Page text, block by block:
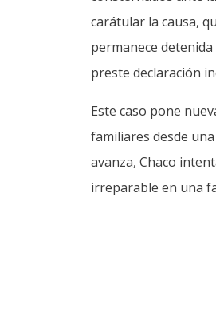
carátular la causa,
permanece
preste declaración
Este caso pone
familiares desde
avanza, Chaco
irreparable en una